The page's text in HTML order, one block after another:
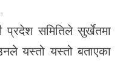
समितिले सुर्खेतमा
यस्तो यस्तो बताएका